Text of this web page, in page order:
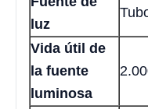
luz
Vida útil de
la fuente
luminosa